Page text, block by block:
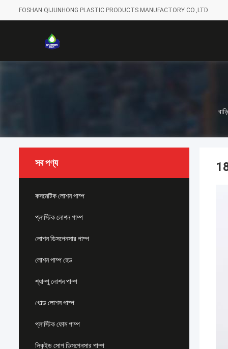
FOSHAN QIJUNHONG PLASTIC PRODUCTS MANUFACTORY CO.,LTD
বাড়ি
সব পণ্য
কসমেটিক লোশন পাম্প
প্লাস্টিক লোশন পাম্প
লোশন ডিসপেনসার পাম্প
লোশন পাম্প হেড
শ্যাম্পু লোশন পাম্প
গোল্ড লোশন পাম্প
প্লাস্টিক ফোম পাম্প
লিকুইড সোপ ডিসপেনসার পাম্প